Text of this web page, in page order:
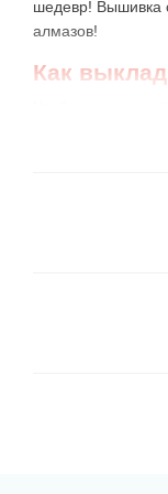
шедевр! Вышивка
алмазов!
Как